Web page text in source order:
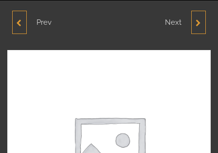
HYUNDAI ACCENT
Prev HYUNDAI ACCENTNext